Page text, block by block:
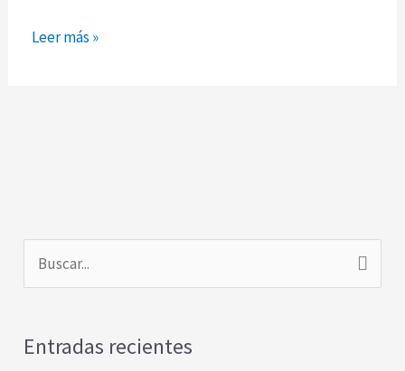
Leer más »
c
Entradas recientes